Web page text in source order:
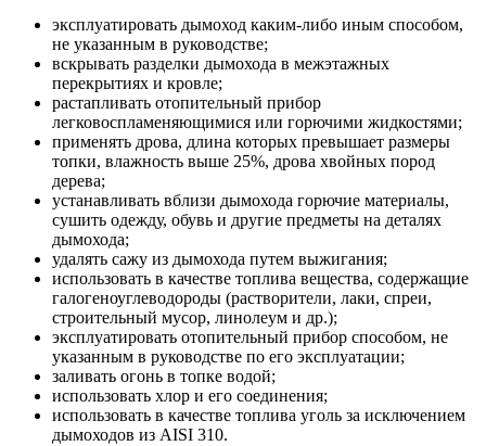
эксплуатировать дымоход каким-либо иным способом,
не указанным в руководстве;
вскрывать разделки дымохода в межэтажных
перекрытиях и кровле;
растапливать отопительный прибор
легковоспламеняющимися или горючими жидкостями;
применять дрова, длина которых превышает размеры
топки, влажность выше 25%, дрова хвойных пород
дерева;
устанавливать вблизи дымохода горючие материалы,
сушить одежду, обувь и другие предметы на деталях
дымохода;
удалять сажу из дымохода путем выжигания;
использовать в качестве топлива вещества, содержащие
галогеноуглеводороды (растворители, лаки, спреи,
строительный мусор, линолеум и др.);
эксплуатировать отопительный прибор способом, не
указанным в руководстве по его эксплуатации;
заливать огонь в топке водой;
использовать хлор и его соединения;
использовать в качестве топлива уголь за исключением
дымоходов из AISI 310.